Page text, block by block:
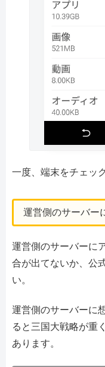
一度、端末をチェッ
運営側のサーバー
運営側のサーバーに
合が出てないか、公
い。
運営側のサーバーに
ると三国大戦略が重
あります。